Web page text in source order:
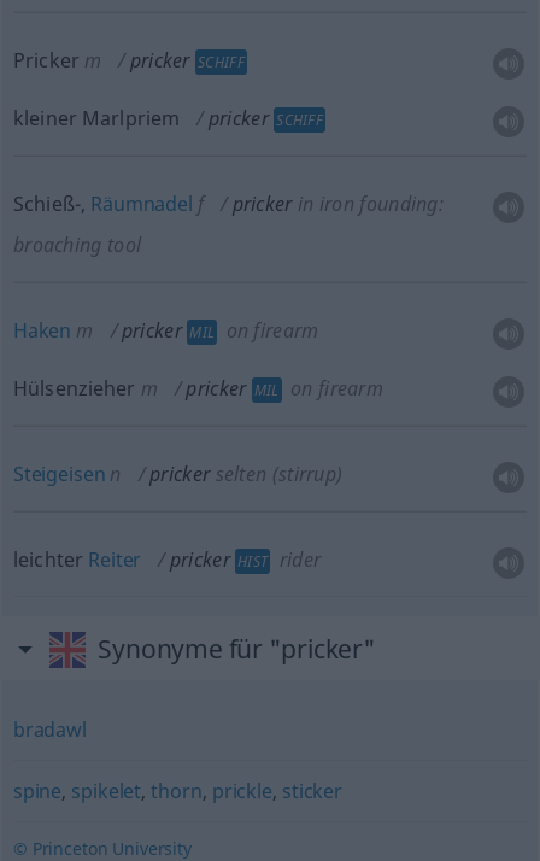
Pricker m pricker SCHIFF
kleiner Marlpriem pricker SCHIFF
Schieß-, Räumnadel f pricker in iron founding:
broaching tool
Haken m pricker MIL on firearm
Hülsenzieher m pricker MIL on firearm
Steigeisen n pricker selten (stirrup)
leichter Reiter pricker HIST rider
Synonyme für "pricker"
bradawl
spine, spikelet,thorn, prickle, sticker
© Princeton University